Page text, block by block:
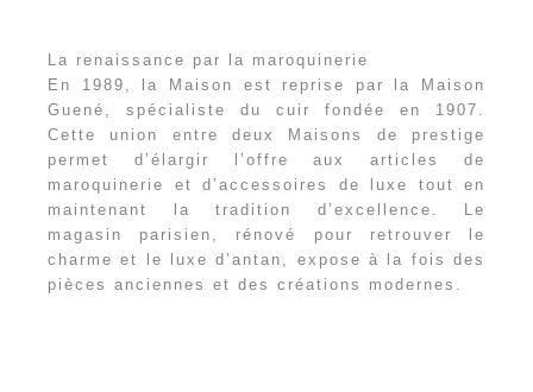
La renaissance par la maroquinerie
En 1989, la Maison est reprise par la Maison
Guené, spécialiste du cuir fondée en 1907.
Cette union entre deux Maisons de prestige
permet d’élargir l’offre aux articles de
maroquinerie et d’accessoires de luxe tout en
maintenant la tradition d’excellence. Le
magasin parisien, rénové pour retrouver le
charme et le luxe d’antan, expose à la fois des
pièces anciennes et des créations modernes.